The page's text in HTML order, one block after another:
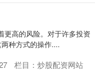
更高的风险。对于许多投资
种方式的操作....
栏目： 炒股配资网站